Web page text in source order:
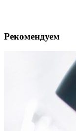
Рекомендуем